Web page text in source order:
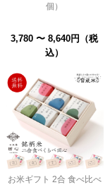
個）
3,780 〜 8,640円（税
込）
お米ギフト 2合 食べ比べ